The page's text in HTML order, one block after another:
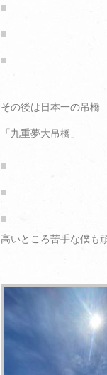
その後は日本一の吊橋
「九重夢大吊橋」
高いところ苦手な僕も